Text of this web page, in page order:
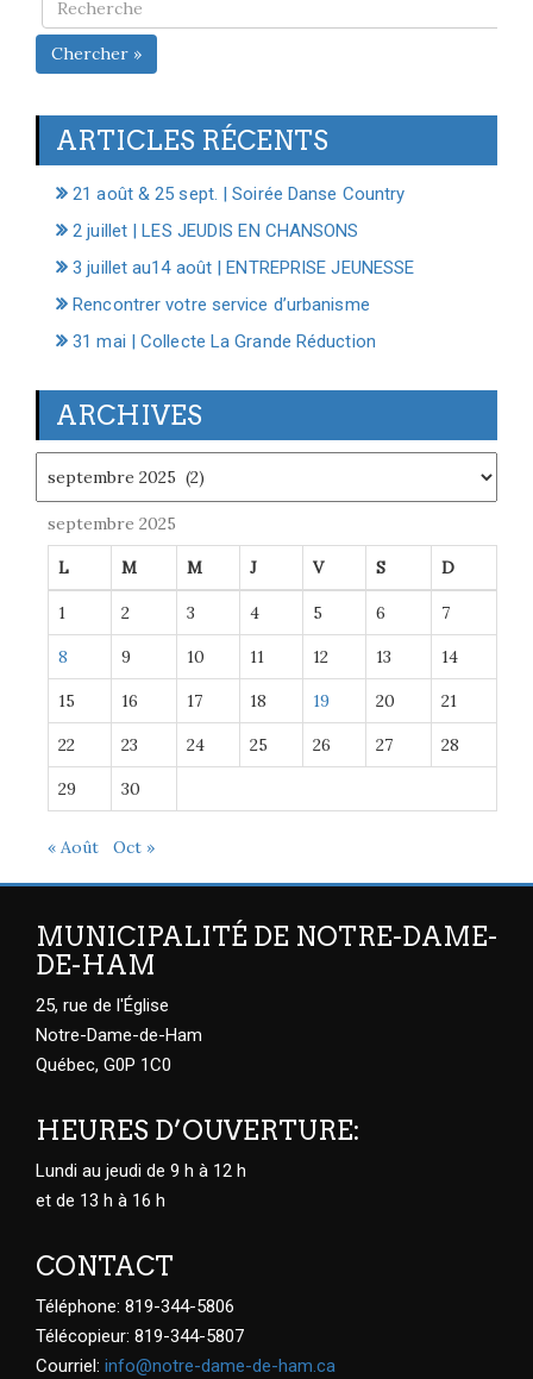
Chercher »
ARTICLES RÉCENTS
21 août & 25 sept. | Soirée Danse Country
2 juillet | LES JEUDIS EN CHANSONS
3 juillet au14 août | ENTREPRISE JEUNESSE
Rencontrer votre service d’urbanisme
31 mai | Collecte La Grande Réduction
ARCHIVES
septembre 2025
L M M J V S D
1 2 3 4 5 6 7
8 9 10 11 12 13 14
15 16 17 18 19 20 21
22 23 24 25 26 27 28
29 30
« Août Oct »
MUNICIPALITÉ DE NOTRE-DAME-
DE-HAM
25, rue de l'Église
Notre-Dame-de-Ham
Québec, G0P 1C0
HEURES D’OUVERTURE:
Lundi au jeudi de 9 h à 12 h
et de 13 h à 16 h
CONTACT
Téléphone: 819-344-5806
Télécopieur: 819-344-5807
Courriel: info@notre-dame-de-ham.ca